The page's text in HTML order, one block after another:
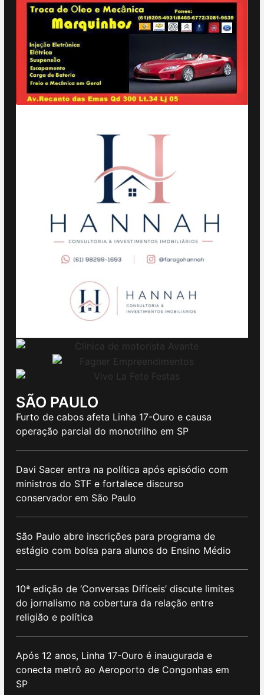
SÃO PAULO
Furto de cabos afeta Linha 17-Ouro e causa
operação parcial do monotrilho em SP
Davi Sacer entra na política após episódio com
ministros do STF e fortalece discurso
conservador em São Paulo
São Paulo abre inscrições para programa de
estágio com bolsa para alunos do Ensino Médio
10ª edição de ‘Conversas Difíceis’ discute limites
do jornalismo na cobertura da relação entre
religião e política
Após 12 anos, Linha 17-Ouro é inaugurada e
conecta metrô ao Aeroporto de Congonhas em
SP